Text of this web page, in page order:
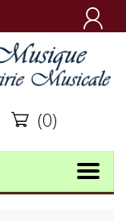

 (0)